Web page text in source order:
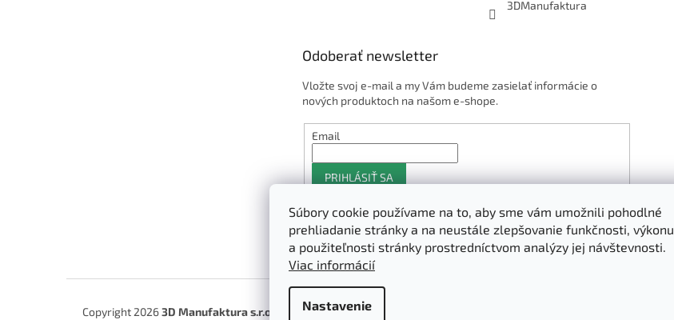
Súbory cookie používame na to, aby sme vám umožnili pohodlné
prehliadanie stránky a na neustále zlepšovanie funkčnosti, výkonu
a použiteľnosti stránky prostredníctvom analýzy jej návštevnosti.
Viac informácií
Nastavenie
3DManufaktura
Odoberať newsletter
Vložte svoj e-mail a my Vám budeme zasielať informácie o
nových produktoch na našom e-shope.
Email
PRIHLÁSIŤ SA
Shoptet.sk
Copyright 20263D Manufaktura s.r.o. . Všetky práva vyhradené.